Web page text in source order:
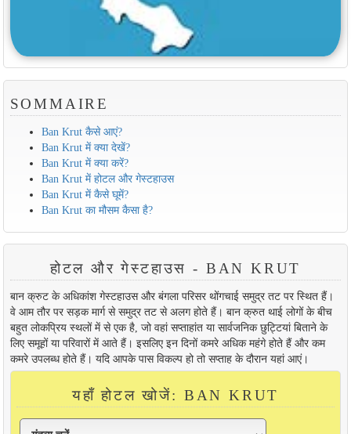
SOMMAIRE
Ban Krut कैसे आएं?
Ban Krut में क्या देखें?
Ban Krut में क्या करें?
Ban Krut में होटल और गेस्टहाउस
Ban Krut में कैसे घूमें?
Ban Krut का मौसम कैसा है?
होटल और गेस्टहाउस - BAN KRUT
बान क्रुट के अधिकांश गेस्टहाउस और बंगला परिसर थोंगचाई समुद्र तट पर स्थित हैं।
वे आम तौर पर सड़क मार्ग से समुद्र तट से अलग होते हैं। बान क्रुत थाई लोगों के बीच
बहुत लोकप्रिय स्थलों में से एक है, जो वहां सप्ताहांत या सार्वजनिक छुट्टियां बिताने के
लिए समूहों या परिवारों में आते हैं। इसलिए इन दिनों कमरे अधिक महंगे होते हैं और कम
कमरे उपलब्ध होते हैं। यदि आपके पास विकल्प हो तो सप्ताह के दौरान यहां आएं।
यहाँ होटल खोजें: BAN KRUT